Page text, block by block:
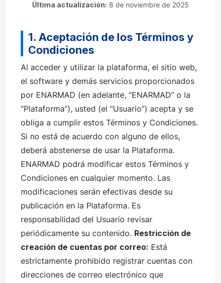
Última actualización: 8 de noviembre de 2025
1. Aceptación de los Términos y
Condiciones
Al acceder y utilizar la plataforma, el sitio web,
el software y demás servicios proporcionados
por ENARMAD (en adelante, “ENARMAD” o la
“Plataforma”), usted (el “Usuario”) acepta y se
obliga a cumplir estos Términos y Condiciones.
Si no está de acuerdo con alguno de ellos,
deberá abstenerse de usar la Plataforma.
ENARMAD podrá modificar estos Términos y
Condiciones en cualquier momento. Las
modificaciones serán efectivas desde su
publicación en la Plataforma. Es
responsabilidad del Usuario revisar
periódicamente su contenido. Restricción de
creación de cuentas por correo: Está
estrictamente prohibido registrar cuentas con
direcciones de correo electrónico que